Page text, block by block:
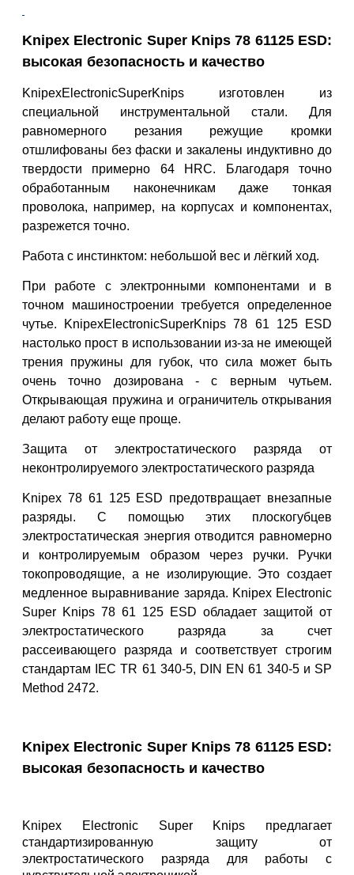
Knipex Electronic Super Knips 78 61125 ESD:
высокая безопасность и качество
KnipexElectronicSuperKnips изготовлен из
специальной инструментальной стали. Для
равномерного резания режущие кромки
отшлифованы без фаски и закалены индуктивно до
твердости примерно 64
HRC. Благодаря точно
обработанным наконечникам даже тонкая
проволока, например, на корпусах и компонентах,
разрежется точно.
Работа с инстинктом: небольшой вес и лёгкий ход.
При работе с электронными компонентами и в
точном машиностроении требуется определенное
чутье.
KnipexElectronicSuperKnips 78 61 125
ESD
настолько прост в использовании из-за не имеющей
трения пружины для губок, что сила может быть
очень точно дозирована - с верным чутьем.
Открывающая пружина и ограничитель открывания
делают работу еще проще.
Защита от электростатического разряда от
неконтролируемого электростатического разряда
Knipex 78 61 125 ESD предотвращает внезапные
разряды. С помощью этих плоскогубцев
электростатическая энергия отводится равномерно
и контролируемым образом через ручки. Ручки
токопроводящие, а не изолирующие. Это создает
медленное выравнивание заряда. Knipex Electronic
Super Knips 78 61 125 ESD обладает защитой от
электростатического разряда за счет
рассеивающего разряда и соответствует строгим
стандартам IEC TR 61 340-5, DIN EN 61 340-5 и SP
Method 2472.
Knipex Electronic Super Knips 78 61125 ESD:
высокая безопасность и качество
Knipex Electronic Super Knips предлагает
стандартизированную защиту от
электростатического разряда для работы с